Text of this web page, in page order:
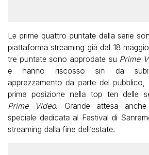
Le prime quattro puntate della serie
piattaforma streaming già dal 18
tre puntate sono approdate su Prime
e hanno riscosso sin da
apprezzamento da parte del pubblico,
prima posizione nella top ten delle
Prime Video. Grande attesa
speciale dedicata al Festival di
streaming dalla fine dell’estate.